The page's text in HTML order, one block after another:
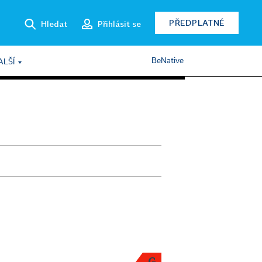
Hledat Přihlásit se PŘEDPLATNÉ
BeNative